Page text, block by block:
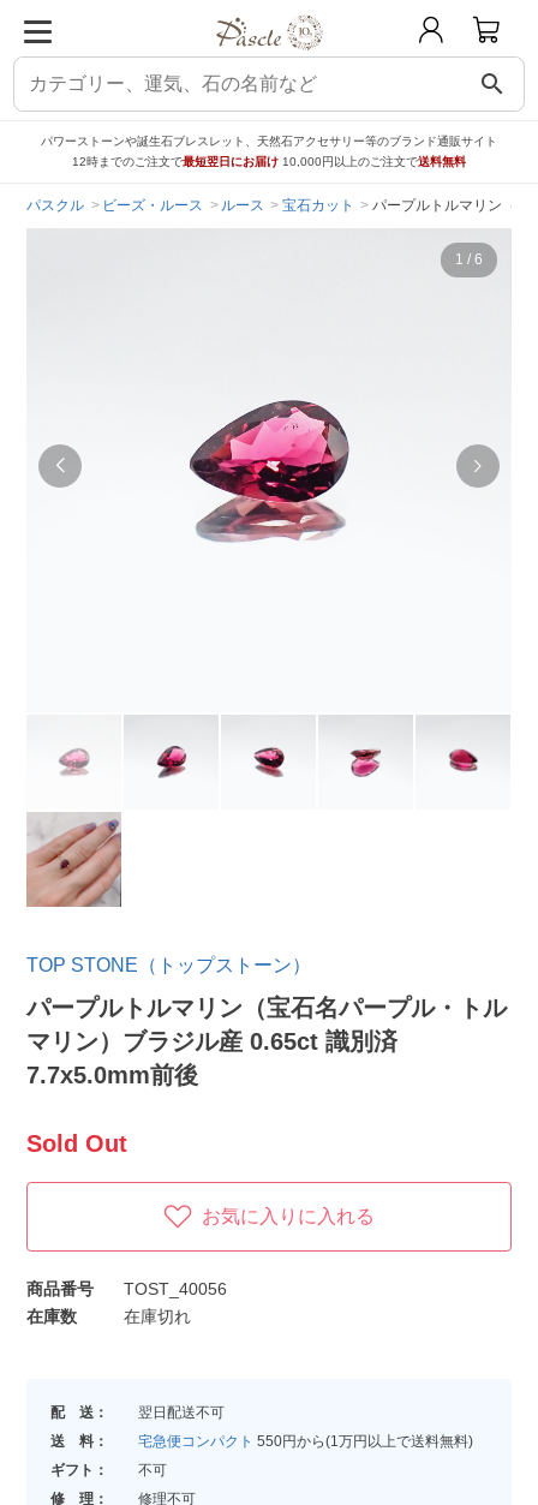
search
パワーストーンや誕生石ブレスレット、天然石アクセサリー等のブランド通販サイト
12時までのご注文で最短翌日にお届け 10,000円以上のご注文で送料無料
パスクル ビーズ・ルース ルース 宝石カット パープルトルマリン（宝
1 / 6
TOP STONE（トップストーン）
パープルトルマリン（宝石名パープル・トル
マリン）ブラジル産 0.65ct 識別済
7.7x5.0mm前後
Sold Out
お気に入りに入れる
商品番号
TOST_40056
在庫数
在庫切れ
配 送：
翌日配送不可
送 料：
宅急便コンパクト 550円から(1万円以上で送料無料)
ギフト：
不可
修 理：
修理不可